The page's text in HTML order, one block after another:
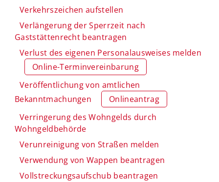
Verkehrszeichen aufstellen
Verlängerung der Sperrzeit nach
Gaststättenrecht beantragen
Verlust des eigenen Personalausweises melden
Online-Terminvereinbarung
Veröffentlichung von amtlichen
Bekanntmachungen
Onlineantrag
Verringerung des Wohngelds durch
Wohngeldbehörde
Verunreinigung von Straßen melden
Verwendung von Wappen beantragen
Vollstreckungsaufschub beantragen